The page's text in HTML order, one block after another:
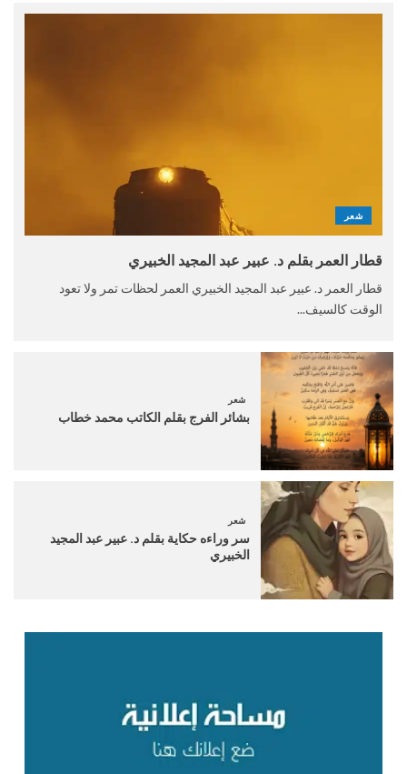
شعر
قطار العمر بقلم د. عبير عبد المجيد الخبيري
قطار العمر د. عبير عبد المجيد الخبيري العمر لحظات تمر ولا تعود
الوقت كالسيف...
شعر
بشائر الفرج بقلم الكاتب محمد خطاب
شعر
سر وراءه حكاية بقلم د. عبير عبد المجيد
الخبيري